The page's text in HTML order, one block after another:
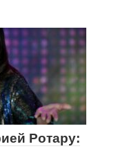
Ротару: